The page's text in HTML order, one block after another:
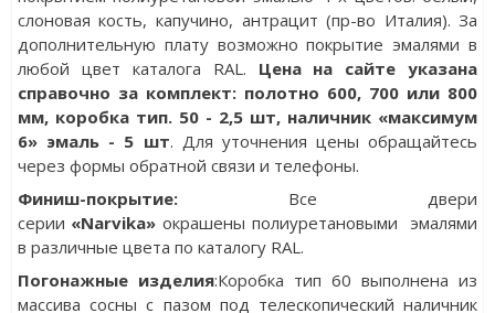
слоновая кость, капучино, антрацит (пр-во Италия). За
дополнительную плату возможно покрытие эмалями в
любой цвет каталога RAL. Цена на сайте указана
справочно за комплект: полотно 600, 700 или 800
мм, коробка тип. 50 - 2,5 шт, наличник «максимум
6» эмаль - 5 шт. Для уточнения цены обращайтесь
через формы обратной связи и телефоны.
Финиш-покрытие:Все двери
cерии «Narvika» окрашены полиуретановыми эмалями
в различные цвета по каталогу RAL.
Погонажные изделия:Коробка тип 60 выполнена из
массива сосны с пазом под телескопический наличник